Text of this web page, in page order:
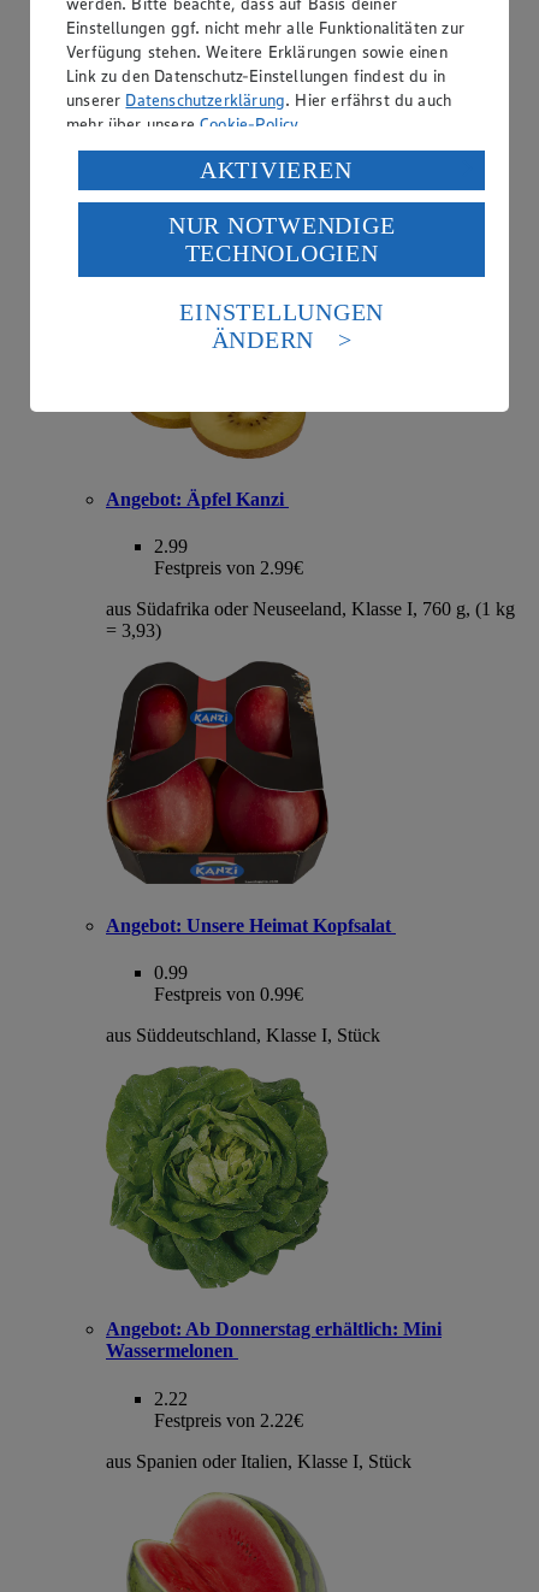
Angebot:Zespri Kiwis Gold Jumbo
Festpreis von 1.00€
aus Neuseeland, Klasse I, Stück
Angebot: Äpfel Kanzi
2.99
Festpreis von 2.99€
aus Südafrika oder Neuseeland, Klasse I, 760 g, (1 kg
= 3,93)
Angebot: Unsere Heimat Kopfsalat
0.99
Festpreis von 0.99€
aus Süddeutschland, Klasse I, Stück
Angebot: Ab Donnerstag erhältlich: Mini
Wassermelonen
2.22
Festpreis von 2.22€
aus Spanien oder Italien, Klasse I, Stück
Einstellungen ggf. nicht mehr alle Funktionalitäten zur
Verfügung stehen. Weitere Erklärungen sowie einen
Link zu den Datenschutz-Einstellungen findest du in
unserer Datenschutzerklärung. Hier erfährst du auch
mehr über unsereCookie-Policy.
Verarbeitung deiner personenbezogenen Daten in den
USA durch Facebook und YouTube:
Wenn du auf „Aktivieren“ klickst, willigst du im Sinne
des Art. 49 Abs. 1 Satz 1 lit. a) DSGVO ein, dass deine
Daten in den USA verarbeitet werden. Der EuGH sieht
die USA als Land mit einem nach europäischen
Standards nicht angemessenen Datenschutzniveau an.
Es besteht das Risiko eines Zugriffs durch US-
Informationen zum Herausgeber der Seite findest du
AKTIVIEREN
NUR NOTWENDIGE
TECHNOLOGIEN
EINSTELLUNGEN
ÄNDERN